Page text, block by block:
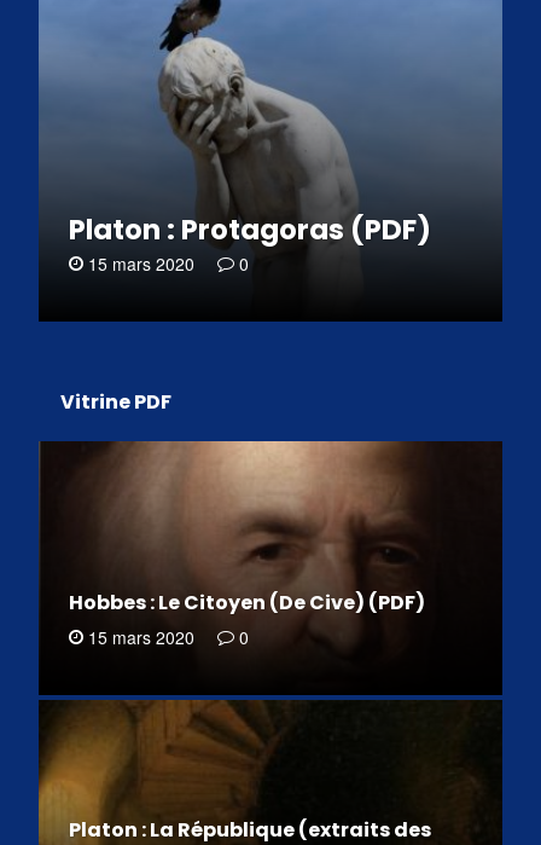
Platon : Protagoras (PDF)
15 mars 2020 0
Vitrine PDF
Hobbes : Le Citoyen (De Cive) (PDF)
15 mars 2020 0
Platon : La République (extraits des